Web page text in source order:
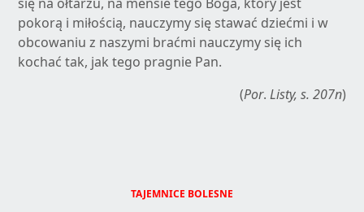
pokorą i miłością, nauczymy się stawać dziećmi i w
obcowaniu z naszymi braćmi nauczymy się ich
kochać tak, jak tego pragnie Pan.
(Por. Listy, s. 207n)
TAJEMNICE BOLESNE